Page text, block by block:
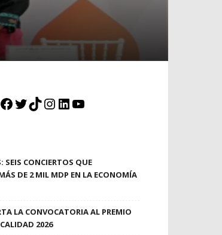
Facebook
Twitter
TikTok
Instagram
LinkedIn
YouTube
SEIS CONCIERTOS QUE
DE 2 MIL MDP EN LA ECONOMÍA
LA CONVOCATORIA AL PREMIO
2026